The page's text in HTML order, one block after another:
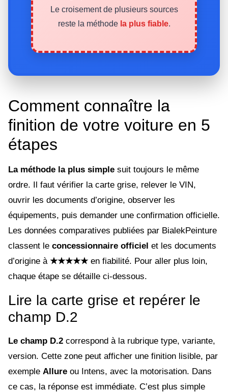
Le croisement de plusieurs sources
reste la méthode la plus fiable.
Comment connaître la
finition de votre voiture en 5
étapes
La méthode la plus simple suit toujours le même
ordre. Il faut vérifier la carte grise, relever le VIN,
ouvrir les documents d’origine, observer les
équipements, puis demander une confirmation officielle.
Les données comparatives publiées par BialekPeinture
classent le concessionnaire officiel et les documents
d’origine à ★★★★★ en fiabilité. Pour aller plus loin,
chaque étape se détaille ci-dessous.
Lire la carte grise et repérer le
champ D.2
Le champ D.2 correspond à la rubrique type, variante,
version. Cette zone peut afficher une finition lisible, par
exemple Allure ou Intens, avec la motorisation. Dans
ce cas, la réponse est immédiate. C’est plus simple